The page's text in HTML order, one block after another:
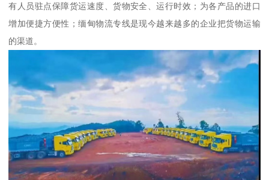
有人员驻点保障货运速度、货物安全、运行时效；为各产品的进口
增加便捷方便性；缅甸物流专线是现今越来越多的企业把货物运输
的渠道。